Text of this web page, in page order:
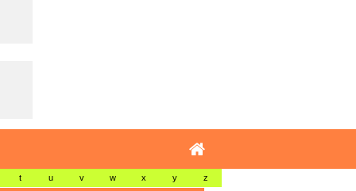
t u v w x y z